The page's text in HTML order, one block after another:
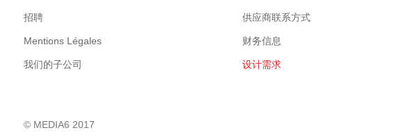
招聘 供应商联系方式
Mentions Légales 财务信息
我们的子公司 设计需求
© MEDIA6 2017